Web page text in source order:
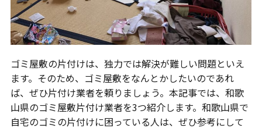
ゴミ屋敷の片付けは、独力では解決が難しい問題といえ
ます。そのため、ゴミ屋敷をなんとかしたいのであれ
ば、ぜひ片付け業者を頼りましょう。本記事では、和歌
山県のゴミ屋敷片付け業者を3つ紹介します。和歌山県で
自宅のゴミの片付けに困っている人は、ぜひ参考にして